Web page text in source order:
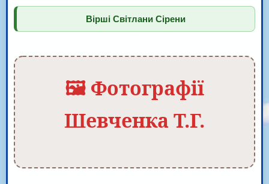
Вірші Світлани Сірени
🖼️ Фотографії
Шевченка Т.Г.